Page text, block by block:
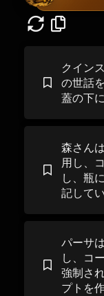
クイン
の世話
蓋の下
森さん
用し、
し、瓶
記してい
パーサ
し、コ
強制さ
プトを